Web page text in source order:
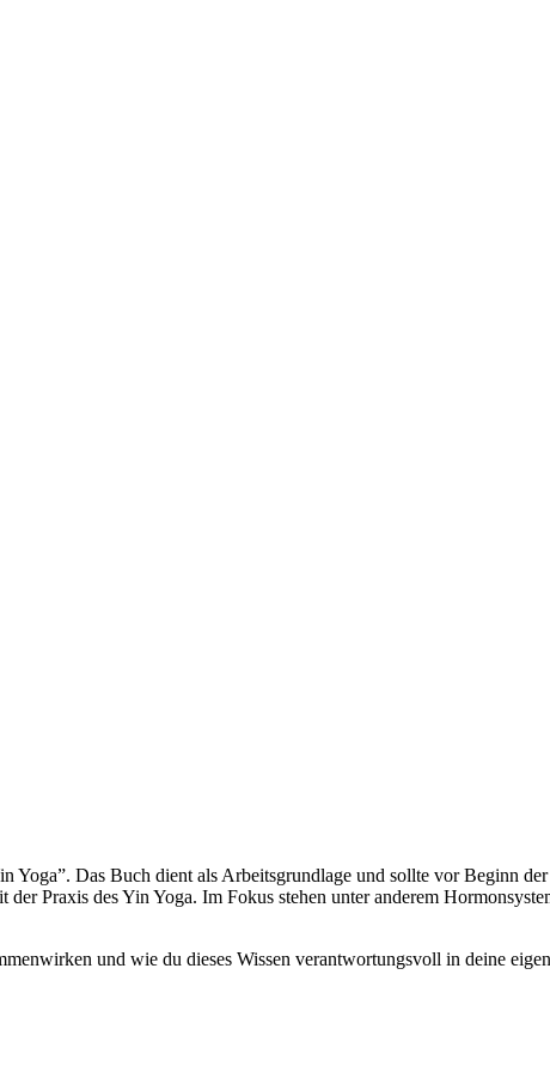
Das Buch dient als Arbeitsgrundlage und sollte vor Beginn
Praxis des Yin Yoga. Im Fokus stehen unter anderem
und wie du dieses Wissen verantwortungsvoll in deine